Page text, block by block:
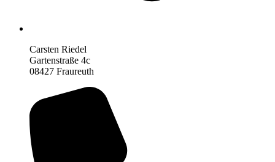
Carsten Riedel
Gartenstraße 4c
08427 Fraureuth